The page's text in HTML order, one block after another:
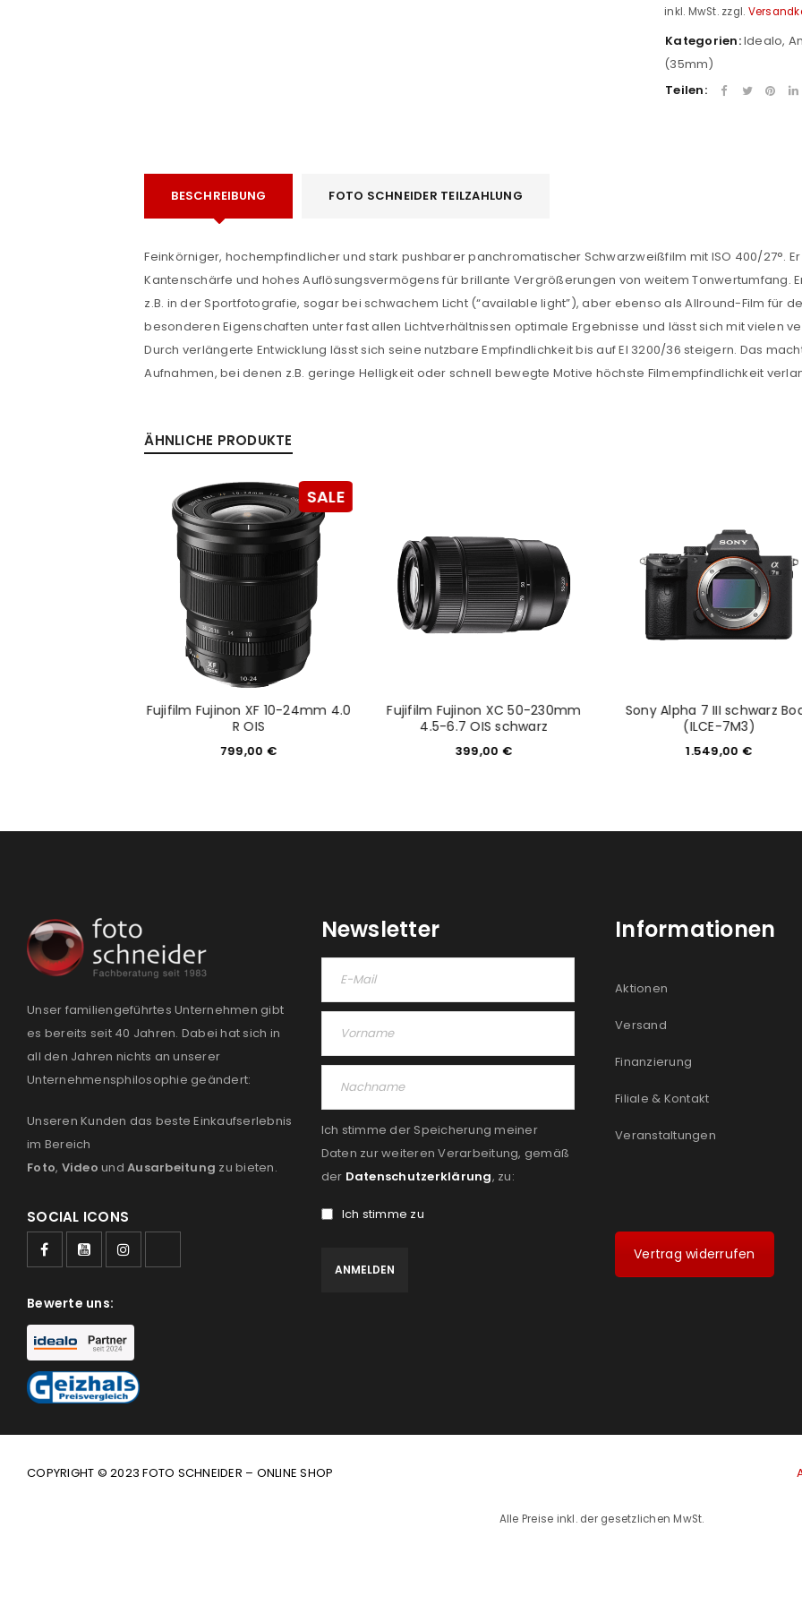
Benutzername oder E-Mail-Adresse
Anmeldeformular geschützt durch
ANMELDEN
PASSWORT VERGESSEN?
Ein Link zum Erstellen eines
Ja, ich möchte ein
Datenschutzerklärung. *
REGISTRIEREN
inkl. MwSt. zzgl.
Kategorien:Idealo,
(35mm)
Teilen:
BESCHREIBUNG FOTO SCHNEIDER TEILZAHLUNG
Feinkörniger, hochempfindlicher und stark pushbarer panchromatischer Schwarzweißfilm mit ISO 400/27°.
Kantenschärfe und hohes Auflösungsvermögens für brillante Vergrößerungen von weitem Tonwertumfang.
z.B. in der Sportfotografie, sogar bei schwachem Licht (“available light”), aber ebenso als Allround-Film für
besonderen Eigenschaften unter fast allen Lichtverhältnissen optimale Ergebnisse und lässt sich mit vielen
Durch verlängerte Entwicklung lässt sich seine nutzbare Empfindlichkeit bis auf EI 3200/36 steigern. Das
Aufnahmen, bei denen z.B. geringe Helligkeit oder schnell bewegte Motive höchste Filmempfindlichkeit
ÄHNLICHE PRODUKTE
SALE
Fujifilm Fujinon XF 10-24mm 4.0
R OIS
799,00 €
Fujifilm Fujinon XC 50-230mm
4.5-6.7 OIS schwarz
399,00 €
Sony Alpha 7 III schwarz
(ILCE-7M3)
1.549,00 €
Unser familiengeführtes Unternehmen gibt
es bereits seit 40 Jahren. Dabei hat sich in
all den Jahren nichts an unserer
Unternehmensphilosophie geändert:
Unseren Kunden das beste Einkaufserlebnis
im Bereich
Foto, Video und Ausarbeitung zu bieten.
SOCIAL ICONS
Bewerte uns:
Newsletter
Ich stimme der Speicherung meiner
Daten zur weiteren Verarbeitung, gemäß
der Datenschutzerklärung, zu:
Ich stimme zu
Informationen
Aktionen
Versand
Finanzierung
Filiale & Kontakt
Veranstaltungen
Vertrag widerrufen
COPYRIGHT © 2023 FOTO SCHNEIDER – ONLINE SHOP
Alle Preise inkl. der gesetzlichen MwSt.